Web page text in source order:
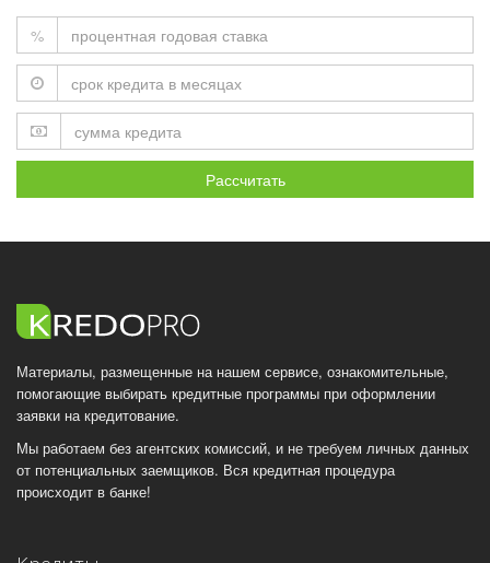
%
Рассчитать
Материалы, размещенные на нашем сервисе, ознакомительные,
помогающие выбирать кредитные программы при оформлении
заявки на кредитование.
Мы работаем без агентских комиссий, и не требуем личных данных
от потенциальных заемщиков. Вся кредитная процедура
происходит в банке!